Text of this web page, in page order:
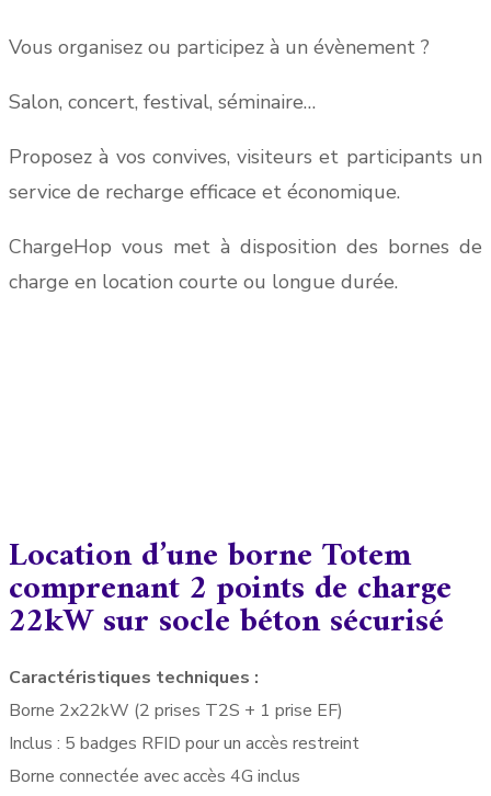
Vous organisez ou participez à un évènement ?
Salon, concert, festival, séminaire…
Proposez à vos convives, visiteurs et participants un
service de recharge efficace et économique.
ChargeHop vous met à disposition des bornes de
charge en location courte ou longue durée.
Location d’une borne Totem
comprenant 2 points de charge
22kW sur socle béton sécurisé
Caractéristiques techniques :
Borne 2x22kW (2 prises T2S + 1 prise EF)
Inclus : 5 badges RFID pour un accès restreint
Borne connectée avec accès 4G inclus